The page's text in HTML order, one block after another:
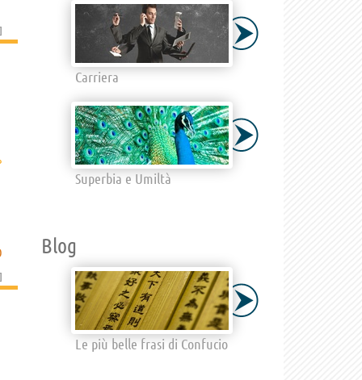
]
]
Carriera
Superbia e Umiltà
Blog
Le più belle frasi di Confucio